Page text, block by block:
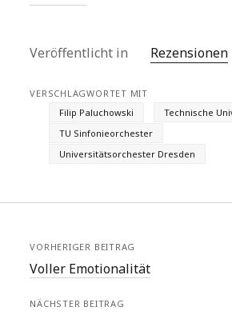
Veröffentlicht in Rezensionen
VERSCHLAGWORTET MIT
Filip Paluchowski
Technische
TU Sinfonieorchester
Universitätsorchester Dresden
VORHERIGER BEITRAG
Voller Emotionalität
NÄCHSTER BEITRAG